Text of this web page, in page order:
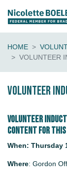
HOME
VOLUNTEER
Volunteer
Volunteer
content for this
When: Thursday
Where: Gordon